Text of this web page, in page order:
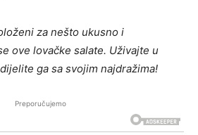
za nešto ukusno i
ove lovačke salate. Uživajte u
ga sa svojim najdražima!
Preporučujemo